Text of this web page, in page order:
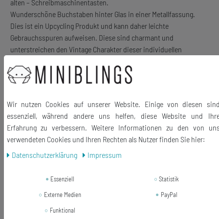
alten – Schreibmaschinentasten.
Wunderschöne Buchstaben hinter Glas in einer Metallfassung.
Dies ist ein Upcycling Produkt und kann daher leichte
Gebrauchsspuren aufweisen. Diese sind charmant und
unterstreichen den Vintage Charakter dieser individuellen
Material Knöpfe: antike Schreibmaschinentaste, Metall, Glas
Knopfmechanik: versilbert
Größe der Knöpfe: 16mm
Lieferumfang: 1 Paar Manschettenknöpfe + Box
Wir nutzen Cookies auf unserer Website. Einige von diesen
essenziell, während andere uns helfen, diese Website und
Erfahrung zu verbessern. Weitere Informationen zu den von
verwendeten Cookies und Ihren Rechten als Nutzer finden Sie hier:
Daten­schutz­erklärung
Impressum
Essenziell
Statistik
Externe Medien
PayPal
Funktional